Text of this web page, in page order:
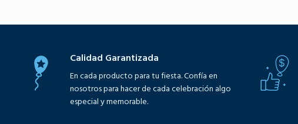
Calidad Garantizada
En cada producto para tu fiesta. Confía en
nosotros para hacer de cada celebración algo
especial y memorable.